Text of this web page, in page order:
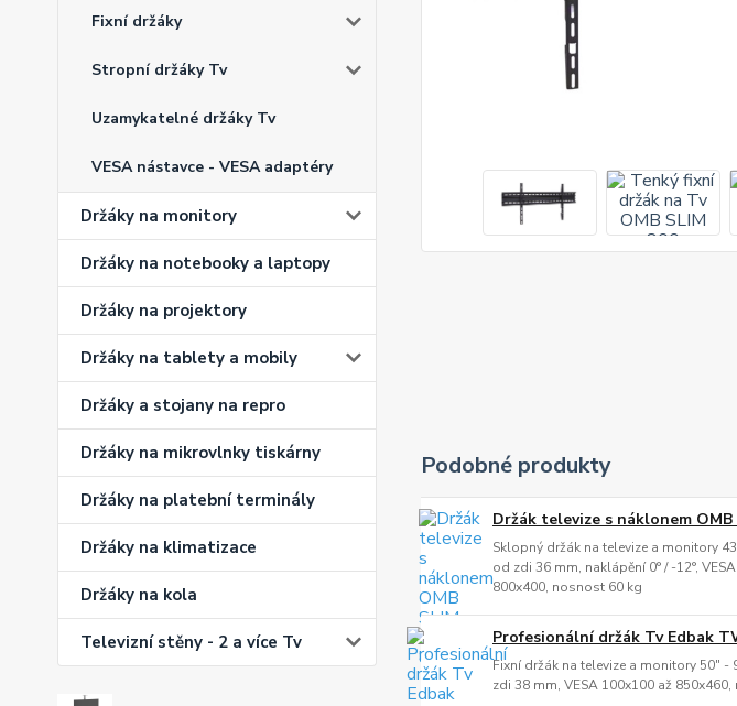
Fixní držáky
Stropní držáky Tv
Uzamykatelné držáky Tv
VESA nástavce - VESA adaptéry
Držáky na monitory
Držáky na notebooky a laptopy
Držáky na projektory
Držáky na tablety a mobily
Držáky a stojany na repro
Držáky na mikrovlnky tiskárny
Držáky na platební terminály
Držáky na klimatizace
Držáky na kola
Televizní stěny - 2 a více Tv
Podobné produkty
Držák televize s náklonem OMB
Sklopný držák na televize a monitory
od zdi 36 mm, naklápění 0° / -12°,
800x400, nosnost 60 kg
Profesionální držák Tv Edbak
Fixní držák na televize a monitory 50" -
zdi 38 mm, VESA 100x100 až